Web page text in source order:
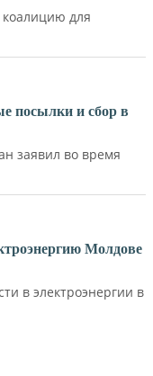
для
посылки и сбор в
заявил во время
Молдове
в электроэнергии в